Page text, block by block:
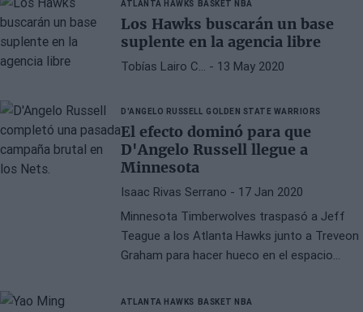
ATLANTA HAWKS BASKET NBA
Los Hawks buscarán un base
suplente en la agencia libre
Tobías Lairo C… - 13 May 2020
D'ANGELO RUSSELL GOLDEN STATE WARRIORS
El efecto dominó para que
D'Angelo Russell llegue a
Minnesota
Isaac Rivas Serrano - 17 Jan 2020
Minnesota Timberwolves traspasó a Jeff
Teague a los Atlanta Hawks junto a Treveon
Graham para hacer hueco en el espacio
ATLANTA HAWKS BASKET NBA